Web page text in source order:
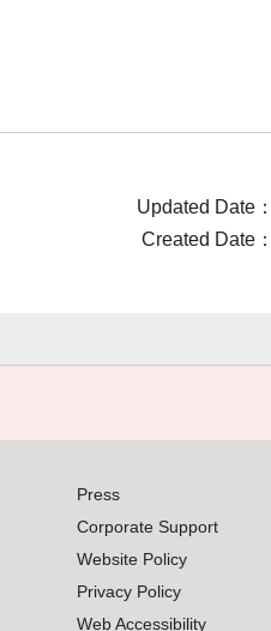
Updated Date
Created Date
Press
Corporate Support
Website Policy
Privacy Policy
Web Accessibility